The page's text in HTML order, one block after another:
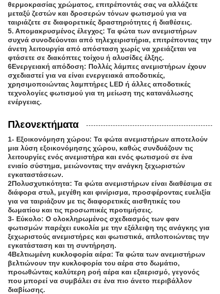
θερμοκρασίας χρώματος, επιτρέποντάς σας να αλλάζετε
μεταξύ ζεστών και δροσερών τόνων φωτισμού για να
ταιριάζετε σε διαφορετικές δραστηριότητες ή διαθέσεις.
5. Απομακρυσμένος έλεγχος: Τα φώτα των ανεμιστήρων
συχνά συνοδεύονται από τηλεχειριστήρια, επιτρέποντας την
άνετη λειτουργία από απόσταση χωρίς να χρειάζεται να
φτάσετε σε διακόπτες τοίχου ή αλυσίδες έλξης.
6Ενεργειακή απόδοση: Πολλές λάμπες ανεμιστήρων έχουν
σχεδιαστεί για να είναι ενεργειακά αποδοτικές,
χρησιμοποιώντας λαμπτήρες LED ή άλλες αποδοτικές
τεχνολογίες φωτισμού για τη μείωση της κατανάλωσης
ενέργειας.
Πλεονεκτήματα
1- Εξοικονόμηση χώρου: Τα φώτα ανεμιστήρων αποτελούν
μια λύση εξοικονόμησης χώρου, καθώς συνδυάζουν τις
λειτουργίες ενός ανεμιστήρα και ενός φωτισμού σε ένα
ενιαίο σύστημα, μειώνοντας την ανάγκη ξεχωριστών
εγκαταστάσεων.
2Πολυσχυτικότητα: Τα φώτα ανεμιστήρων είναι διαθέσιμα σε
διάφορα στυλ, μεγέθη και φινίρισμα, προσφέροντας ευελιξία
για να ταιριάζουν με τις διαφορετικές αισθητικές του
δωματίου και τις προσωπικές προτιμήσεις.
3- Εύκολο: Ο ολοκληρωμένος σχεδιασμός των φαν
φωτισμών παρέχει ευκολία με την εξάλειψη της ανάγκης για
ξεχωριστούς ανεμιστήρες και φωτιστικά, απλοποιώντας την
εγκατάσταση και τη συντήρηση.
4Βελτιωμένη κυκλοφορία αέρα: Τα φώτα των ανεμιστήρων
βελτιώνουν την κυκλοφορία του αέρα στο δωμάτιο,
προωθώντας καλύτερη ροή αέρα και εξαερισμό, γεγονός
που μπορεί να συμβάλει σε ένα πιο άνετο περιβάλλον
διαβίωσης.